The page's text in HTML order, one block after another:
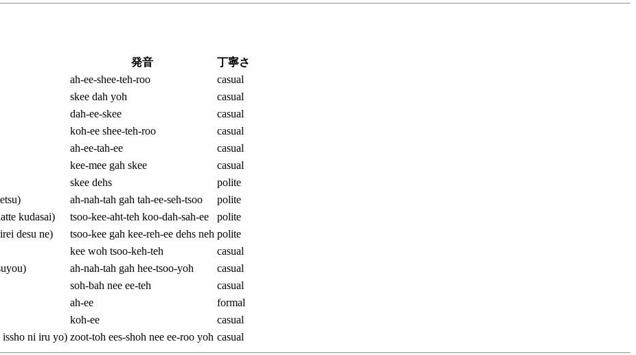
発音
丁寧さ
ah-ee-shee-teh-roo
casual
skee dah yoh
casual
dah-ee-skee
casual
koh-ee shee-teh-roo
casual
ah-ee-tah-ee
casual
kee-mee gah skee
casual
skee dehs
polite
ah-nah-tah gah tah-ee-seh-tsoo
polite
kudasai) tsoo-kee-aht-teh koo-dah-sah-ee
polite
desu ne) tsoo-kee gah kee-reh-ee dehs neh polite
kee woh tsoo-keh-teh
casual
ah-nah-tah gah hee-tsoo-yoh
casual
soh-bah nee ee-teh
casual
ah-ee
formal
koh-ee
casual
ni iru yo) zoot-toh ees-shoh nee ee-roo yoh casual